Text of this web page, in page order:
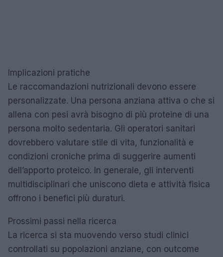
Implicazioni pratiche
Le raccomandazioni nutrizionali devono essere
personalizzate. Una persona anziana attiva o che si
allena con pesi avrà bisogno di più proteine di una
persona molto sedentaria. Gli operatori sanitari
dovrebbero valutare stile di vita, funzionalità e
condizioni croniche prima di suggerire aumenti
dell’apporto proteico. In generale, gli interventi
multidisciplinari che uniscono dieta e attività fisica
offrono i benefici più duraturi.
Prossimi passi nella ricerca
La ricerca si sta muovendo verso studi clinici
controllati su popolazioni anziane, con outcome